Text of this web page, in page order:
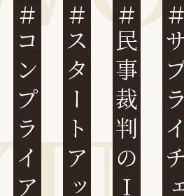
コンプライアンススタートアップ民事裁判のIT化サプラ